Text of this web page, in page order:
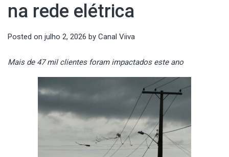
na rede elétrica
Posted on julho 2, 2026 by Canal Viiva
Mais de 47 mil clientes foram impactados este ano